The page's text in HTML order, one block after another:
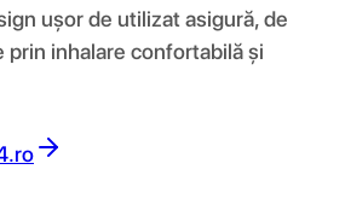
ușor de utilizat asigură, de
prin inhalare confortabilă și